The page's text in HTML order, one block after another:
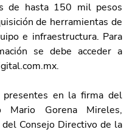
de hasta 150 mil pesos
de herramientas de
e infraestructura. Para
.
presentes en la firma del
Mario Gorena Mireles,
Consejo Directivo de la